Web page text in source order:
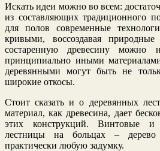
Искать идеи можно во всем:
из составляющих традиционного
для полов современные
кривыми, воссоздавая
состаренную древесину можно
принципиально иными
деревянными могут быть не
широкие откосы.
Стоит сказать и о деревянных
материал, как древесина, дает
этих конструкций. Винтовые
лестницы на больцах – дерево
практически любую задумку.